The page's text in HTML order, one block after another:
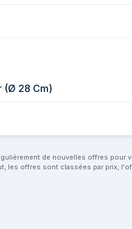
(Ø 28 Cm)
de nouvelles offres
les offres sont classées par prix,